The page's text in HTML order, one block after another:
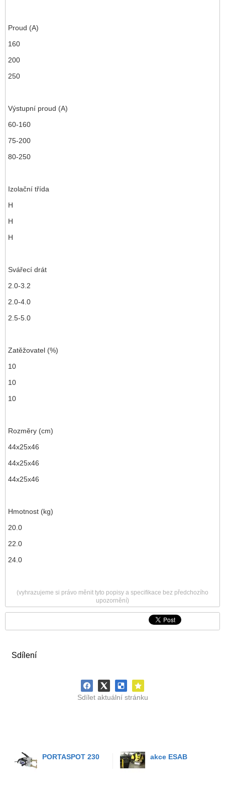
Sdílení
Sdílet aktuální stránku
PORTASPOT 230 akce ESAB
Proud (A)
160
200
250
Výstupní proud (A)
60-160
75-200
80-250
Izolační třída
H
H
H
Svářecí drát
2.0-3.2
2.0-4.0
2.5-5.0
Zatěžovatel (%)
10
10
10
Rozměry (cm)
44x25x46
44x25x46
44x25x46
Hmotnost (kg)
20.0
22.0
24.0
(vyhrazujeme si právo měnit tyto popisy a specifikace bez předchozího
upozornění)